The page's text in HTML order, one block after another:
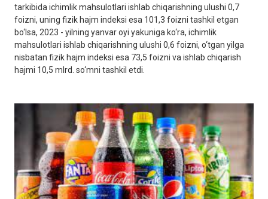
tarkibida ichimlik mahsulotlari ishlab chiqarishning ulushi 0,7
foizni, uning fizik hajm indeksi esa 101,3 foizni tashkil etgan
bo‘lsa, 2023 - yilning yanvar oyi yakuniga ko‘ra, ichimlik
mahsulotlari ishlab chiqarishning ulushi 0,6 foizni, o‘tgan yilga
nisbatan fizik hajm indeksi esa 73,5 foizni va ishlab chiqarish
hajmi 10,5 mlrd. so‘mni tashkil etdi.